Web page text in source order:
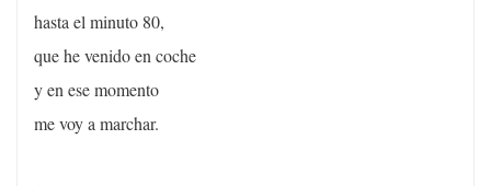
hasta el minuto 80,
que he venido en coche
y en ese momento
me voy a marchar.